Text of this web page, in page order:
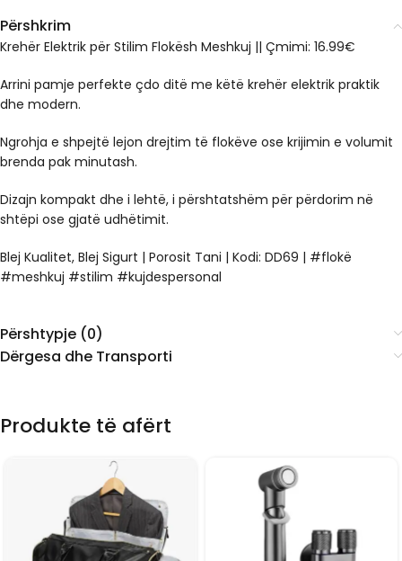
Përshkrim
Krehër Elektrik për Stilim Flokësh Meshkuj || Çmimi: 16.99€
Arrini pamje perfekte çdo ditë me këtë krehër elektrik praktik
dhe modern.
Ngrohja e shpejtë lejon drejtim të flokëve ose krijimin e volumit
brenda pak minutash.
Dizajn kompakt dhe i lehtë, i përshtatshëm për përdorim në
shtëpi ose gjatë udhëtimit.
Blej Kualitet, Blej Sigurt | Porosit Tani | Kodi: DD69 | #flokë
#meshkuj #stilim #kujdespersonal
Përshtypje (0)
Dërgesa dhe Transporti
Produkte të afërt